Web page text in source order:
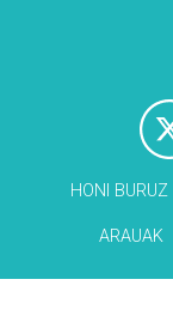
HONI BURUZ
ARAUAK